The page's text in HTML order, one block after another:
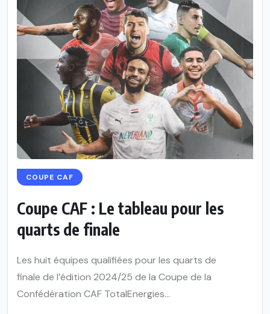
COUPE CAF
Coupe CAF : Le tableau pour les
quarts de finale
Les huit équipes qualifiées pour les quarts de
finale de l’édition 2024/25 de la Coupe de la
Confédération CAF TotalEnergies...